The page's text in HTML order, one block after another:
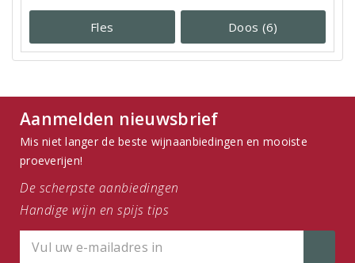
Fles Doos (6)
Aanmelden nieuwsbrief
Mis niet langer de beste wijnaanbiedingen en mooiste
proeverijen!
De scherpste aanbiedingen
Handige wijn en spijs tips